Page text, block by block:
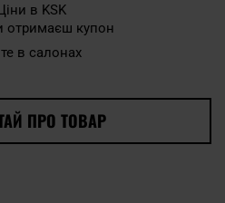
в KSK
отримаєш купон
в салонах
ПРО ТОВАР